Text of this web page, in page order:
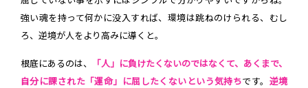
強い魂を持って何かに没入すれば、環境は跳ねのけられる、むし
ろ、逆境が人をより高みに導くと。
根底にあるのは、
「人」に負けたくないのではなくて、あくまで、
自分に課された「運命」に屈したくないという気持ちです。 逆境